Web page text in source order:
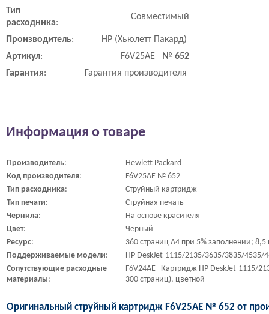
Тип
расходника:
Совместимый
Производитель:
HP (Хьюлетт Пакард)
Артикул: F6V25AE № 652
Гарантия: Гарантия производителя
Информация о товаре
Производитель:
Hewlett Packard
Код производителя:
F6V25AE № 652
Тип расходника:
Струйный картридж
Тип печати:
Струйная печать
Чернила:
На основе красителя
Цвет:
Черный
Ресурс:
360 страниц A4 при 5% заполнении; 8,5
Поддерживаемые модели:
HP DeskJet-1115/2135/3635/3835/4535/
Сопутствующие расходные
материалы:
F6V24AE Картридж HP DeskJet-1115/
300 страниц), цветной
Оригинальный струйный картридж F6V25AE № 652 от